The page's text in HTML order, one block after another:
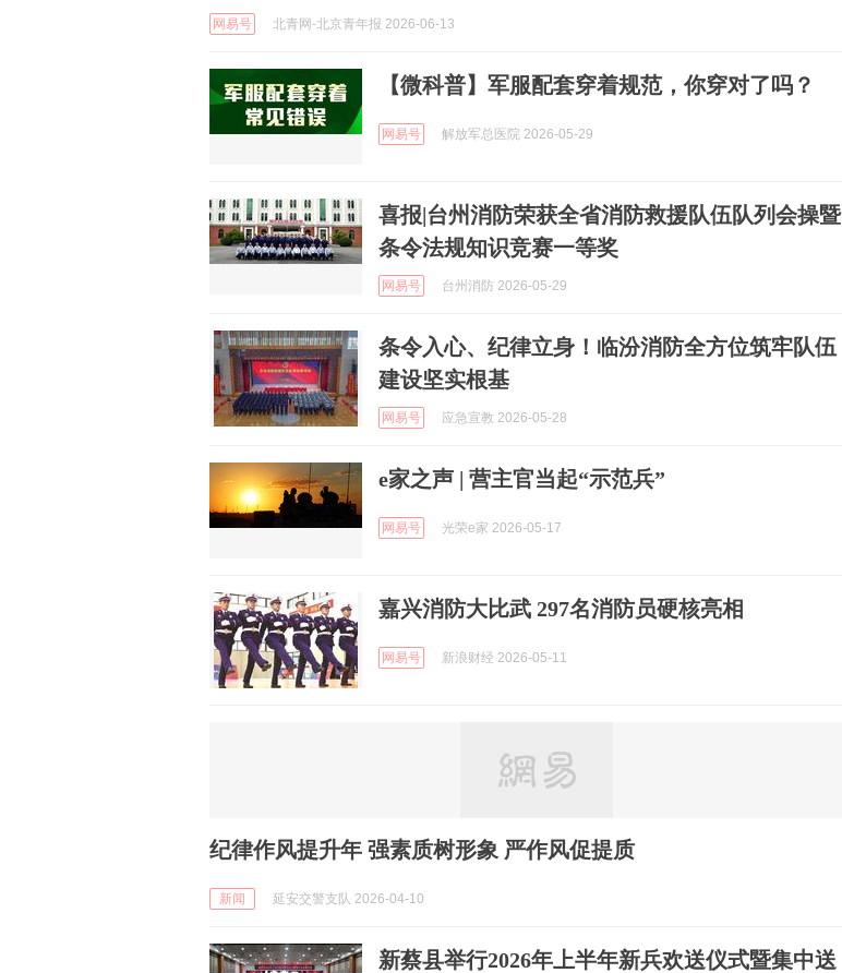
网易号 北青网-北京青年报 2026-06-13
【微科普】军服配套穿着规范，你穿对了吗？
网易号 解放军总医院 2026-05-29
喜报|台州消防荣获全省消防救援队伍队列会操暨
条令法规知识竞赛一等奖
网易号 台州消防 2026-05-29
条令入心、纪律立身！临汾消防全方位筑牢队伍
建设坚实根基
网易号 应急宣教 2026-05-28
e家之声 | 营主官当起“示范兵”
网易号 光荣e家 2026-05-17
嘉兴消防大比武 297名消防员硬核亮相
网易号 新浪财经 2026-05-11
纪律作风提升年 强素质树形象 严作风促提质
新闻 延安交警支队 2026-04-10
新蔡县举行2026年上半年新兵欢送仪式暨集中送